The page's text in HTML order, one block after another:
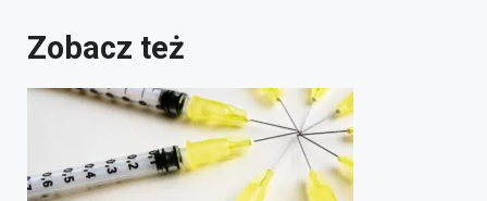
Zobacz też